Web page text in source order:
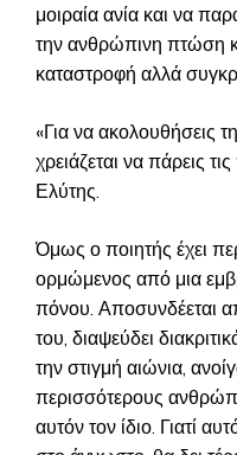
μοιραία ανία και να
την ανθρώπινη πτώση
καταστροφή αλλά
«Για να ακολουθήσεις
χρειάζεται να πάρεις
Ελύτης.
Όμως ο ποιητής έχει
ορμώμενος από μια
πόνου. Αποσυνδέεται
του, διαψεύδει
την στιγμή αιώνια,
περισσότερους
αυτόν τον ίδιο. Γιατί